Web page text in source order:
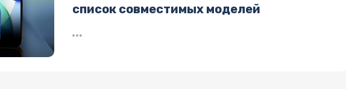
список совместимых моделей